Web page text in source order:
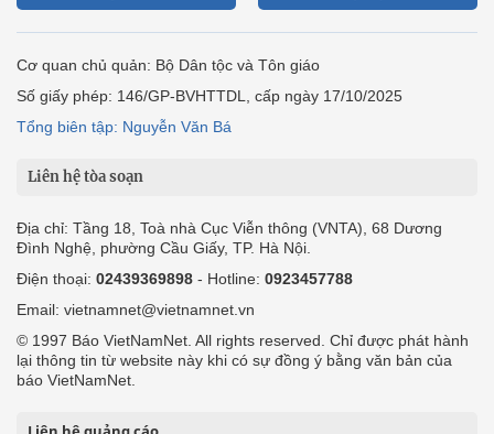
Cơ quan chủ quản: Bộ Dân tộc và Tôn giáo
Số giấy phép: 146/GP-BVHTTDL, cấp ngày 17/10/2025
Tổng biên tập: Nguyễn Văn Bá
Liên hệ tòa soạn
Địa chỉ: Tầng 18, Toà nhà Cục Viễn thông (VNTA), 68 Dương
Đình Nghệ, phường Cầu Giấy, TP. Hà Nội.
Điện thoại: 02439369898 - Hotline: 0923457788
Email: vietnamnet@vietnamnet.vn
© 1997 Báo VietNamNet. All rights reserved. Chỉ được phát hành
lại thông tin từ website này khi có sự đồng ý bằng văn bản của
báo VietNamNet.